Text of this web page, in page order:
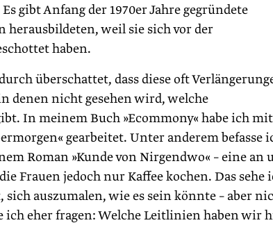
gibt Anfang der 1970er Jahre gegründete
weil sie sich vor der
haben.
überschattet, dass diese oft
denen nicht gesehen wird, welche
In meinem Buch »Ecommony« habe ich
gearbeitet. Unter anderem befasse
Roman »Kunde von Nirgendwo« – eine an
Frauen jedoch nur Kaffee kochen. Das sehe
auszumalen, wie es sein könnte – aber
ich eher fragen: Welche Leitlinien haben wir